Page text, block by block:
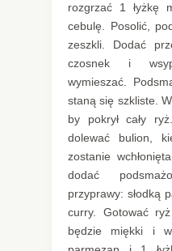
rozgrzać 1 łyżkę
cebulę. Posolić,
zeszkli. Dodać
czosnek i
wymieszać.
staną się szkliste.
by pokrył cały
dolewać bulion,
zostanie
dodać
przyprawy: słodką
curry. Gotować
będzie miękki i